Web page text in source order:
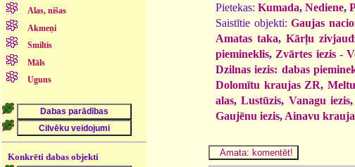
Alas, nišas
Akmeņi
Smiltis
Māls
Uguns
Konkrēti dabas objekti
Pietekas: Kumada, Nediene,
Saistītie objekti:Gaujas
Amatas taka,Kārļu
piemineklis, Zvārtes iezis -
Dzilnas iezis: dabas
Dolomītu kraujas ZR,
alas,Lustūzis, Vanagu iezis,
Gaujēnu iezis, Ainavu